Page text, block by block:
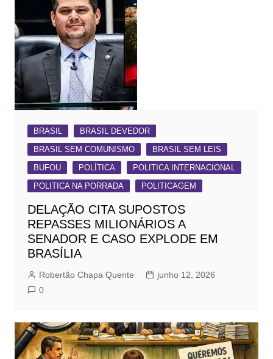
BRASIL
BRASIL DEVEDOR
BRASIL SEM COMUNISMO
BRASIL SEM LEIS
BUFOU
POLÍTICA
POLITICA INTERNACIONAL
POLITICA NA PORRADA
POLITICAGEM
DELAÇÃO CITA SUPOSTOS
REPASSES MILIONÁRIOS A
SENADOR E CASO EXPLODE EM
BRASÍLIA
Robertão Chapa Quente
junho 12, 2026
0